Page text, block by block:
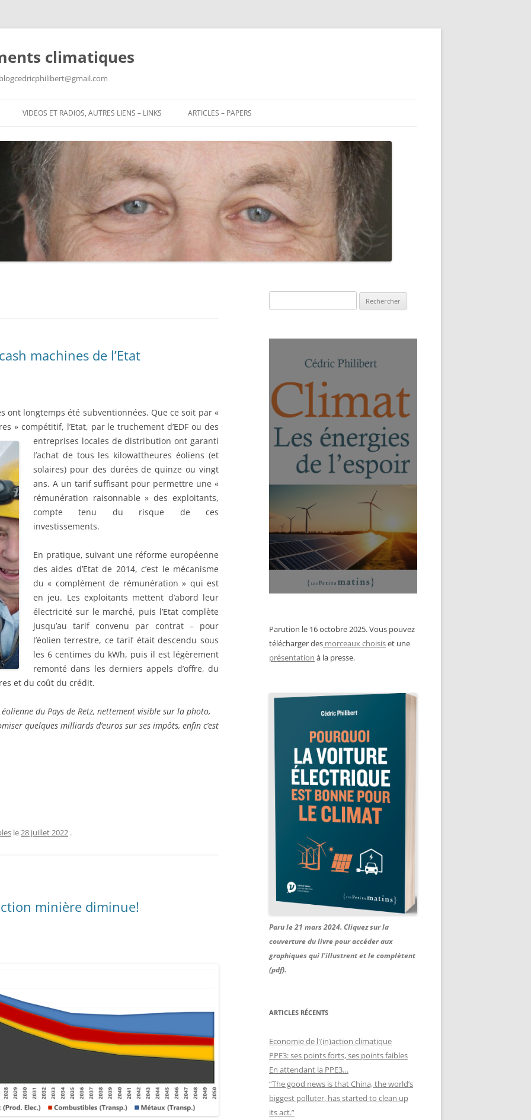
climatiques
VIDEOS ET RADIOS, AUTRES LIENS – LINKS ARTICLES – PAPERS
machines de l’Etat
ont longtemps été subventionnées. Que ce soit par «
» compétitif, l’Etat, par le truchement d’EDF ou des
entreprises locales dedistribution ont garanti
l’achat de tous les kilowattheures éoliens (et
solaires) pour des durées de quinze ou vingt
ans. A un tarif suffisant pour permettre une «
rémunération raisonnable » des exploitants,
compte tenu du risque de ces
investissements.
En pratique, suivant une réforme européenne
des aides d’Etat de 2014, c’est le mécanisme
du « complément de rémunération » qui est
en jeu. Les exploitants mettent d’abord leur
électricité sur le marché, puis l’Etat complète
jusqu’au tarif convenu par contrat – pour
l’éolien terrestre, ce tarif était descendu sous
les 6 centimes du kWh, puis il est légèrement
remonté dans les derniers appels d’offre, du
et du coût du crédit.
du Pays de Retz, nettement visible sur la photo,
quelques milliards d’euros sur ses impôts, enfin c’est
le28 juillet 2022 .
minière diminue!
Parution le 16 octobre 2025. Vous pouvez
télécharger des morceaux choisiset une
présentation à la presse.
Paru le 21 mars 2024. Cliquez sur la
couverture du livre pour accéder aux
graphiques qui l'illustrent et le complètent
(pdf).
ARTICLES RÉCENTS
Economie de l'(in)action climatique
PPE3: ses points forts, ses points faibles
En attendant la PPE3…
“The good news is that China, the world’s
biggest polluter, has started to clean up
its act.”